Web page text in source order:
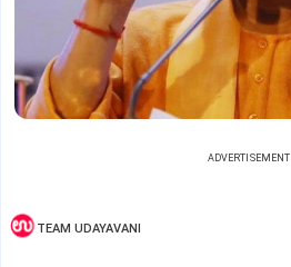
ADVERTISEMENT
TEAM UDAYAVANI